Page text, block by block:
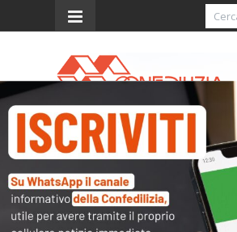
Menu
Plusvalenze da
dovute in caso di
donato